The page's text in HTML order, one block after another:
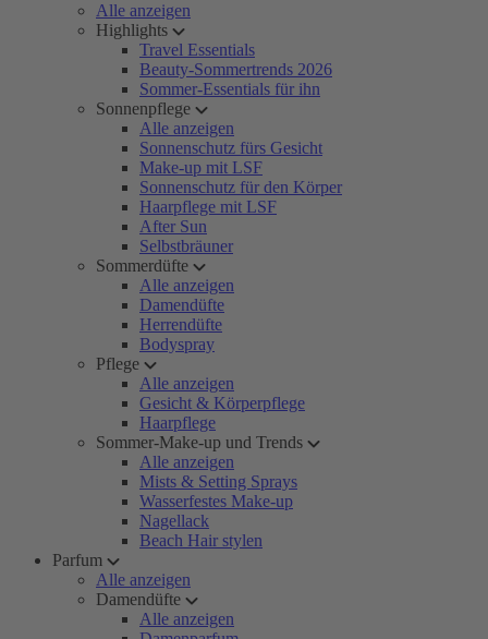
Alle anzeigen
Highlights
Travel Essentials
Beauty-Sommertrends 2026
Sommer-Essentials für ihn
Sonnenpflege
Alle anzeigen
Sonnenschutz fürs Gesicht
Make-up mit LSF
Sonnenschutz für den Körper
Haarpflege mit LSF
After Sun
Selbstbräuner
Sommerdüfte
Alle anzeigen
Damendüfte
Herrendüfte
Bodyspray
Pflege
Alle anzeigen
Gesicht & Körperpflege
Haarpflege
Sommer-Make-up und Trends
Alle anzeigen
Mists & Setting Sprays
Wasserfestes Make-up
Nagellack
Beach Hair stylen
Parfum
Alle anzeigen
Damendüfte
Alle anzeigen